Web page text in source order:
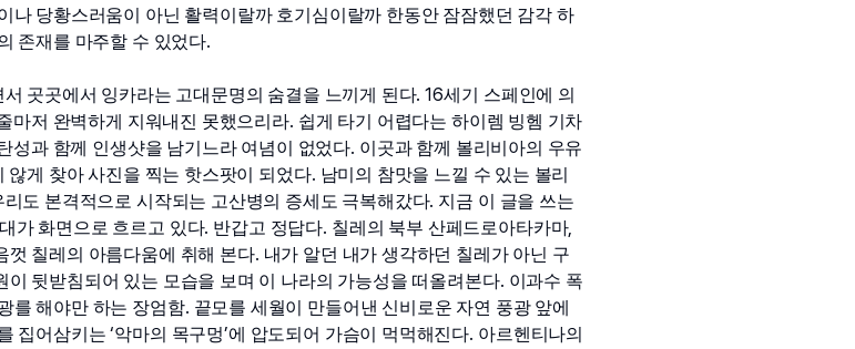
나 당황스러움이 아닌 활력이랄까 호기심이랄까 한동안 잠잠했던 감각 하
존재를 마주할 수 있었다.
곳곳에서 잉카라는 고대문명의 숨결을 느끼게 된다. 16세기 스페인에 의
마저 완벽하게 지워내진 못했으리라. 쉽게 타기 어렵다는 하이렘 빙헴 기차
성과 함께 인생샷을 남기느라 여념이 없었다. 이곳과 함께 볼리비아의 우유
게 찾아 사진을 찍는 핫스팟이 되었다. 남미의 참맛을 느낄 수 있는 볼리
도 본격적으로 시작되는 고산병의 증세도 극복해갔다. 지금 이 글을 쓰는
가 화면으로 흐르고 있다. 반갑고 정답다. 칠레의 북부 산페드로아타카마
껏 칠레의 아름다움에 취해 본다. 내가 알던 내가 생각하던 칠레가 아닌 구
이 뒷받침되어 있는 모습을 보며 이 나라의 가능성을 떠올려본다. 이과수 폭
를 해야만 하는 장엄함. 끝모를 세월이 만들어낸 신비로운 자연 풍광 앞에
집어삼키는 ‘악마의 목구멍’에 압도되어 가슴이 먹먹해진다. 아르헨티나의